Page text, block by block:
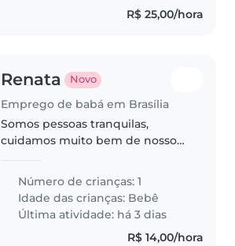
R$ 25,00/hora
Renata Novo
Emprego de babá em Brasília
Somos pessoas tranquilas,
cuidamos muito bem de nosso
ajudar.
Número de crianças: 1
Idade das crianças: Bebê
Última atividade: há 3 dias
R$ 14,00/hora